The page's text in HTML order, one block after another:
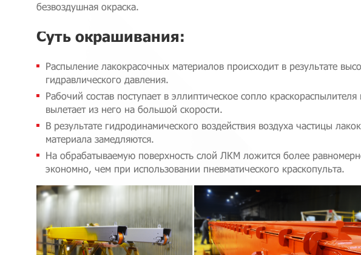
безвоздушная окраска.
Суть окрашивания:
Распыление лакокрасочных материалов происходит в результате
гидравлического давления.
Рабочий состав поступает в эллиптическое сопло краскораспылителя
вылетает из него на большой скорости.
В результате гидродинамического воздействия воздуха частицы
материала замедляются.
На обрабатываемую поверхность слой ЛКМ ложится более
экономно, чем при использовании пневматического краскопульта.